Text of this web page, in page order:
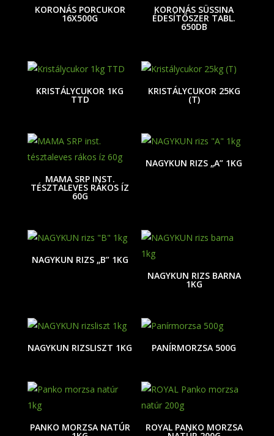
KORONÁS PORCUKOR
16X500G
KORONÁS SÜSSINA
ÉDESÍTŐSZER TABL.
650DB
KRISTÁLYCUKOR 1KG
TTD
KRISTÁLYCUKOR 25KG
(T)
MAMA SRP INST.
TÉSZTALEVES RÁKOS ÍZ
60G
NAGYKUN RIZS „A” 1KG
NAGYKUN RIZS „B” 1KG
NAGYKUN RIZS BARNA
1KG
NAGYKUN RIZSLISZT 1KG PANÍRMORZSA 500G
PANKO MORZSA NATÚR ROYAL PANKO MORZSA